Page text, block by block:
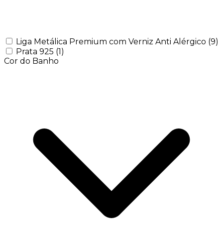
Liga Metálica Premium com Verniz Anti Alérgico (9)
Prata 925 (1)
Cor do Banho